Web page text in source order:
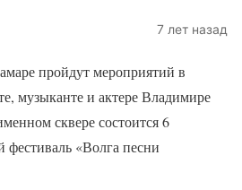
7 лет назад
пройдут мероприятий в
музыканте и актере Владимире
сквере состоится 6
фестиваль «Волга песни